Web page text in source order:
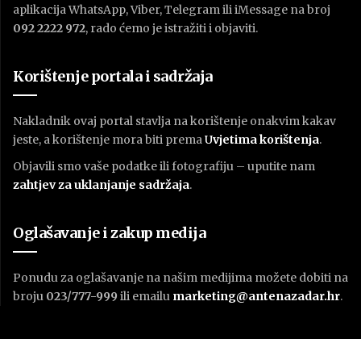
aplikacija WhatsApp, Viber, Telegram ili iMessage na broj
092 2222 972, rado ćemo je istražiti i objaviti.
Korištenje portala i sadržaja
Nakladnik ovaj portal stavlja na korištenje onakvim kakav
jeste, a korištenje mora biti premaUvjetima korištenja.
Objavili smo vaše podatke ili fotografiju – uputite nam
zahtjev za uklanjanje sadržaja.
Oglašavanje i zakup medija
Ponudu za oglašavanje na našim medijima možete dobiti na
broju 023/777-999 ili emailu marketing@antenazadar.hr.